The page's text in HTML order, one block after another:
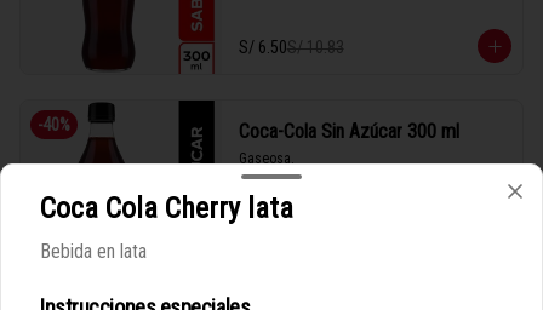
S/ 6.50S/ 10.83
-40% Coca-Cola Sin Azúcar 300 ml
Gaseosa.
Coca Cola Cherry lata
Bebida en lata